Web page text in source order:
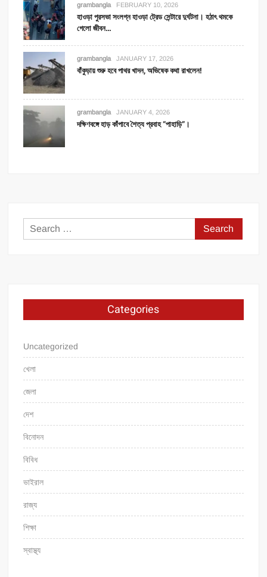
grambangla FEBRUARY 10, 2026
হাওড়া পুরসভা সংলগ্ন হাওড়া ট্রেড সেন্টারে দুর্ঘটনা। হঠাৎ থমকে
গেলো জীবন…
grambangla JANUARY 17, 2026
বাঁকুড়ায় শুরু হবে পাথর খাদন, অভিষেক কথা রাখলেন!
grambangla JANUARY 4, 2026
দক্ষিণবঙ্গে হাড় কাঁপাবে শৈত্য প্রবাহ “পাহাড়ি”।
Search
for:
Categories
Uncategorized
খেলা
জেলা
দেশ
বিনোদন
বিবিধ
ভাইরাল
রাজ্য
শিক্ষা
স্বাস্থ্য